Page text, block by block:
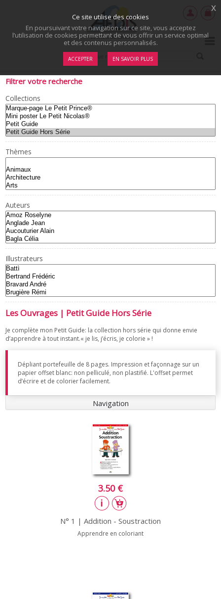
Filtrer votre recherche
Collections
Thèmes
Auteurs
Illustrateurs
Les Ouvrages | Petit Guide Hors Série
Je complète mon Petit Guide: la collection hors série qui donne envie
d’apprendre à tout instant.« je lis, j’écris, je colorie » !
Dépliant portefeuille de 8 pages. Impression et façonnage sur un
papier offset blanc: non pelliculé, non plastifié. L'offset permet
d’écrire et de colorier facilement.
Navigation
3.50 €
N° 1 | Addition - Soustraction
Apprendre en coloriant
Ce site utilise des cookies
En poursuivant votre navigation sur ce site, vous acceptez
l’utilisation de cookies permettant de vous offrir un service optimal
et des contenus personnalisés.
ACCEPTER EN SAVOIR PLUS
x